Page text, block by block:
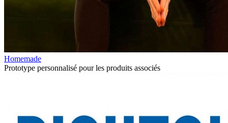
Homemade
Prototype personnalisé pour les produits associés